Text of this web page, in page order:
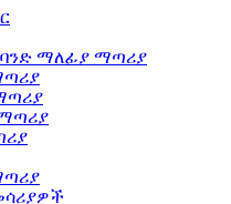
ማለፊያ ማጣሪያ